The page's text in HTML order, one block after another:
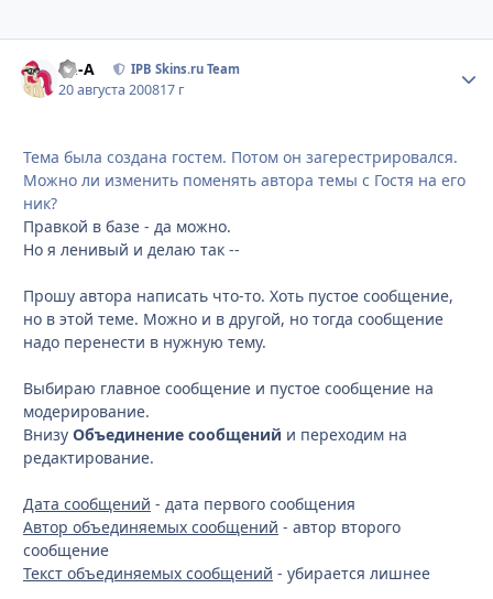
Ph-A IPB Skins.ru Team
20 августа 200817 г
Тема была создана гостем. Потом он загерестрировался.
Можно ли изменить поменять автора темы с Гостя на его
ник?
Правкой в базе - да можно.
Но я ленивый и делаю так --
Прошу автора написать что-то. Хоть пустое сообщение,
но в этой теме. Можно и в другой, но тогда сообщение
надо перенести в нужную тему.
Выбираю главное сообщение и пустое сообщение на
модерирование.
Внизу Объединение сообщений и переходим на
редактирование.
Дата сообщений - дата первого сообщения
Автор объединяемых сообщений - автор второго
сообщение
Текст объединяемых сообщений - убирается лишнее